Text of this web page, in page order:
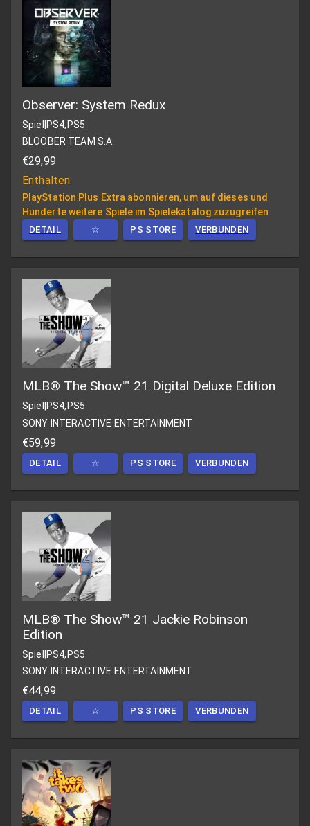
Observer: System Redux
Spiel|PS4,PS5
BLOOBER TEAM S.A.
€29,99
Enthalten
PlayStation Plus Extra abonnieren, um auf dieses und
Hunderte weitere Spiele im Spielekatalog zuzugreifen
DETAIL ☆ PS STORE VERBUNDEN
MLB® The Show™ 21 Digital Deluxe Edition
Spiel
PS4,PS5
SONY INTERACTIVE ENTERTAINMENT
€59,99
DETAIL ☆ PS STORE VERBUNDEN
MLB® The Show™ 21 Jackie Robinson
Edition
Spiel|PS4,PS5
SONY INTERACTIVE ENTERTAINMENT
€44,99
DETAIL ☆ PS STORE VERBUNDEN